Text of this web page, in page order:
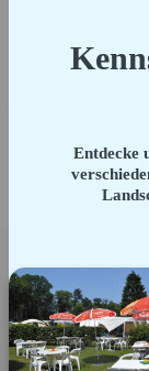
Entdecke